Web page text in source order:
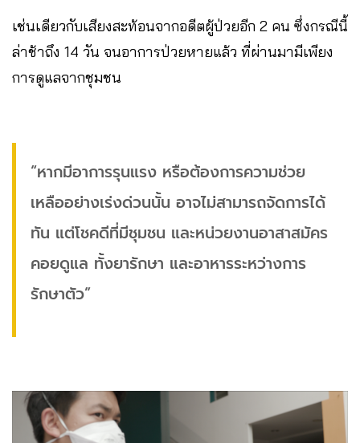
เช่นเดียวกับเสียงสะท้อนจากอดีตผู้ป่วยอีก 2 คน ซึ่งกรณีนี้
ล่าช้าถึง 14 วัน จนอาการป่วยหายแล้ว ที่ผ่านมามีเพียง
การดูแลจากชุมชน
“หากมีอาการรุนแรง หรือต้องการความช่วย
เหลืออย่างเร่งด่วนนั้น อาจไม่สามารถจัดการได้
ทัน แต่โชคดีที่มีชุมชน และหน่วยงานอาสาสมัคร
คอยดูแล ทั้งยารักษา และอาหารระหว่างการ
รักษาตัว”